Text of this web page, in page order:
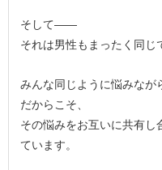
そして――
それは男性もまったく同じ
みんな同じように悩みなが
だからこそ、
その悩みをお互いに共有し
ています。